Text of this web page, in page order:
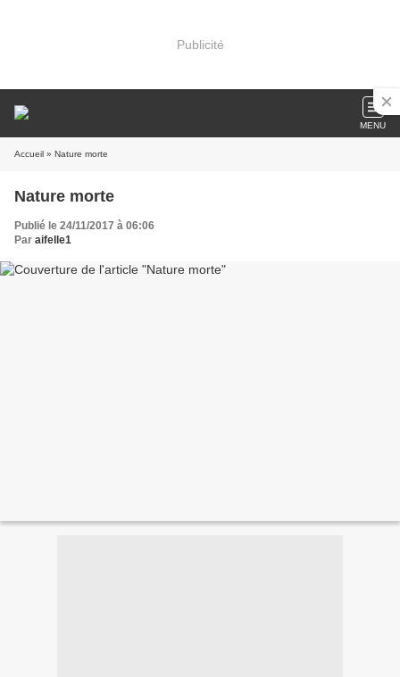
Publicité
MENU
Accueil » Nature morte
Nature morte
Publié le 24/11/2017 à 06:06
Par aifelle1